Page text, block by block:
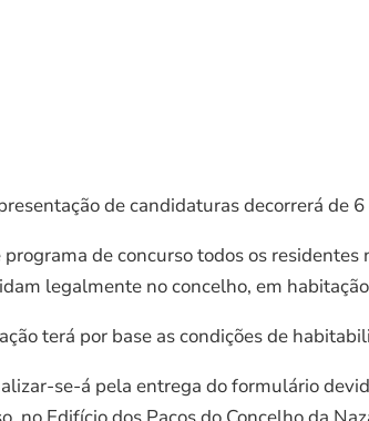
de candidaturas decorrerá de
de concurso todos os
legalmente no concelho, em
terá por base as condições de
se-á pela entrega do formulário